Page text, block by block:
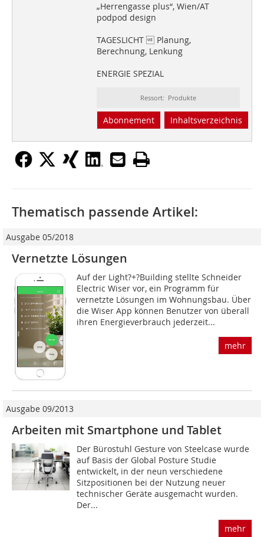
„Herrengasse plus“, Wien/AT
podpod design
TAGESLICHT  Planung,
Berechnung, Lenkung
ENERGIE SPEZIAL
Ressort: Produkte
Abonnement Inhaltsverzeichnis
Thematisch passende Artikel:
Ausgabe 05/2018
Vernetzte Lösungen
Auf der Light?+?Building stellte Schneider
Electric Wiser vor, ein Programm für
vernetzte Lösungen im Wohnungsbau. Über
die Wiser App können Benutzer von überall
ihren Energieverbrauch jederzeit...
mehr
Ausgabe 09/2013
Arbeiten mit Smartphone und Tablet
Der Bürostuhl Gesture von Steelcase wurde
auf Basis der Global Posture Studie
entwickelt, in der neun verschiedene
Sitzpositionen bei der Nutzung neuer
technischer Geräte ausgemacht wurden.
Der...
mehr